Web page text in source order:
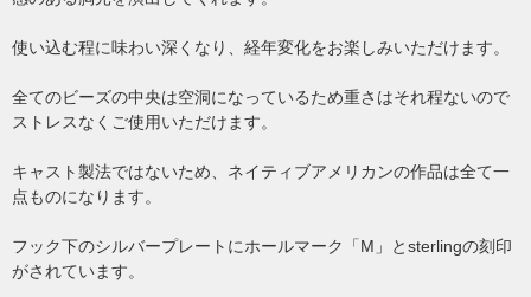
使い込む程に味わい深くなり、経年変化をお楽しみいただけます。
全てのビーズの中央は空洞になっているため重さはそれ程ないので
ストレスなくご使用いただけます。
キャスト製法ではないため、ネイティブアメリカンの作品は全て一
点ものになります。
フック下のシルバープレートにホールマーク「M」とsterlingの刻印
がされています。